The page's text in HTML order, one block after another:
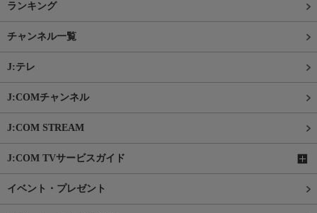
ランキング
チャンネル一覧
J:テレ
J:COMチャンネル
J:COM STREAM
J:COM TVサービスガイド
イベント・プレゼント